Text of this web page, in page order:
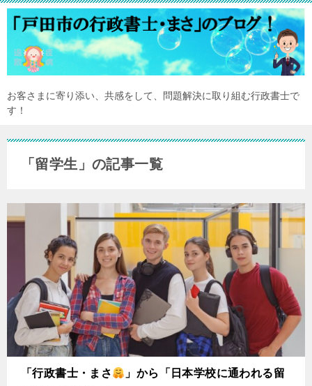
お客さまに寄り添い、共感をして、問題解決に取り組む行政書士で
す！
「留学生」の記事一覧
「行政書士・まさ
」から「日本学校に通われる留